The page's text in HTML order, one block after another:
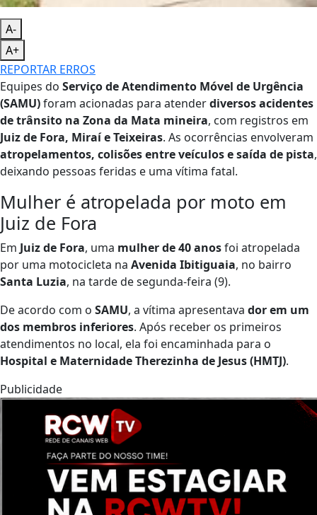
A-
A+
REPORTAR ERROS
Equipes do Serviço de Atendimento Móvel de Urgência
(SAMU)foram acionadas para atenderdiversos acidentes
de trânsito na Zona da Mata mineira, com registros em
Juiz de Fora, Miraí e Teixeiras. As ocorrências envolveram
atropelamentos, colisões entre veículos e saída de pista,
deixando pessoas feridas e uma vítima fatal.
Mulher é atropelada por moto em
Juiz de Fora
Em Juiz de Fora, uma mulher de 40 anosfoi atropelada
por uma motocicleta na Avenida Ibitiguaia, no bairro
Santa Luzia, na tarde de segunda-feira (9).
De acordo com o SAMU, a vítima apresentava dor em um
dos membros inferiores. Após receber os primeiros
atendimentos no local, ela foi encaminhada para o
Hospital e Maternidade Therezinha de Jesus (HMTJ).
Publicidade